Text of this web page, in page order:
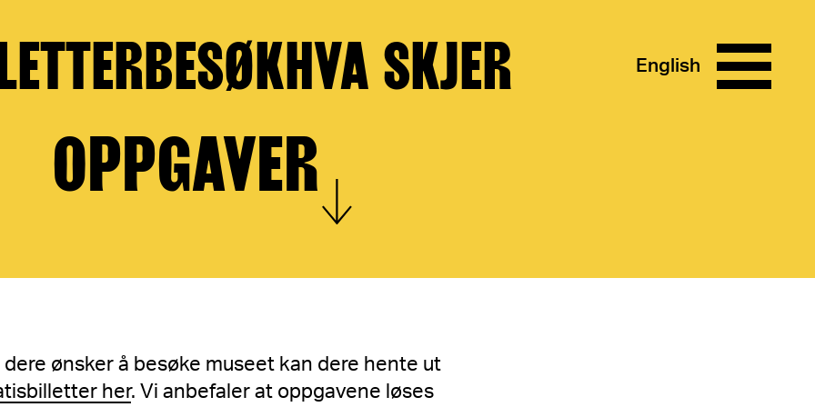
BESØKHVA SKJER English
OPPGAVER Vis mer
dere ønsker å besøke museet kan dere hente ut
her. Vi anbefaler at oppgavene løses